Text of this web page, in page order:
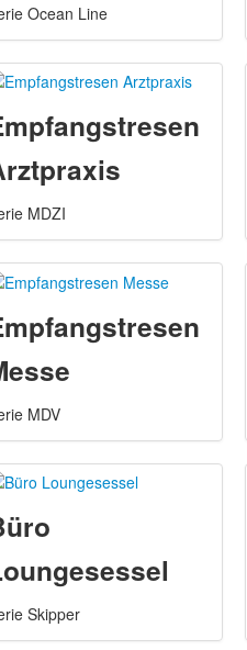
Ocean Line
MDZI
MDV
Skipper